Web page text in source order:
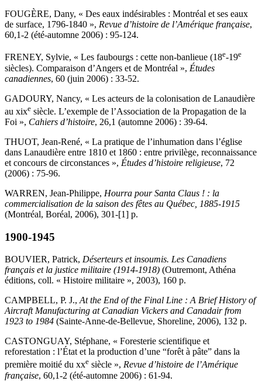
FOUGÈRE, Dany, « Des eaux indésirables : Montréal et ses eaux
de surface, 1796-1840 », Revue d’histoire de l’Amérique française,
60,1-2 (été-automne 2006) : 95-124.
FRENEY, Sylvie, « Les faubourgs : cette non-banlieue (18e-19e
siècles). Comparaison d’Angers et de Montréal », Études
canadiennes, 60 (juin 2006) : 33-52.
GADOURY, Nancy, « Les acteurs de la colonisation de Lanaudière
au xixe siècle. L’exemple de l’Association de la Propagation de la
Foi », Cahiers d’histoire, 26,1 (automne 2006) : 39-64.
THUOT, Jean-René, « La pratique de l’inhumation dans l’église
dans Lanaudière entre 1810 et 1860 : entre privilège, reconnaissance
et concours de circonstances », Études d’histoire religieuse, 72
(2006) : 75-96.
WARREN, Jean-Philippe, Hourra pour Santa Claus ! : la
commercialisation de la saison des fêtes au Québec, 1885-1915
(Montréal, Boréal, 2006), 301-[1] p.
1900-1945
BOUVIER, Patrick, Déserteurs et insoumis. Les Canadiens
français et la justice militaire (1914-1918) (Outremont, Athéna
éditions, coll. « Histoire militaire », 2003), 160 p.
CAMPBELL, P. J., At the End of the Final Line : A Brief History of
Aircraft Manufacturing at Canadian Vickers and Canadair from
1923 to 1984 (Sainte-Anne-de-Bellevue, Shoreline, 2006), 132 p.
CASTONGUAY, Stéphane, « Foresterie scientifique et
reforestation : l’État et la production d’une “forêt à pâte” dans la
première moitié du xxe siècle », Revue d’histoire de l’Amérique
française, 60,1-2 (été-automne 2006) : 61-94.